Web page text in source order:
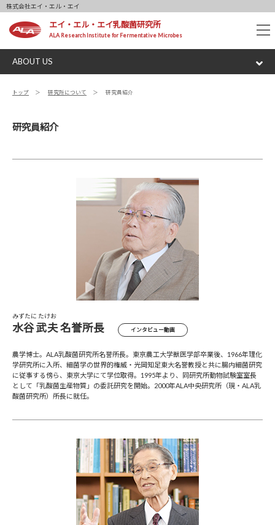
株式会社エイ・エル・エイ
エイ・エル・エイ乳酸菌研究所
ALA Research Institute for Fermentative Microbes
ABOUT US
トップ 研究所について 研究員紹介
研究員紹介
みずたに たけお
水谷 武夫 名誉所長 インタビュー動画
農学博士。ALA乳酸菌研究所名誉所長。東京農工大学獣医学部卒業後、1966年理化
学研究所に入所、細菌学の世界的権威・光岡知足東大名誉教授と共に腸内細菌研究
に従事する傍ら、東京大学にて学位取得。1995年より、同研究所動物試験室室長
として「乳酸菌生産物質」の委託研究を開始。2000年ALA中央研究所（現・ALA乳
酸菌研究所）所長に就任。